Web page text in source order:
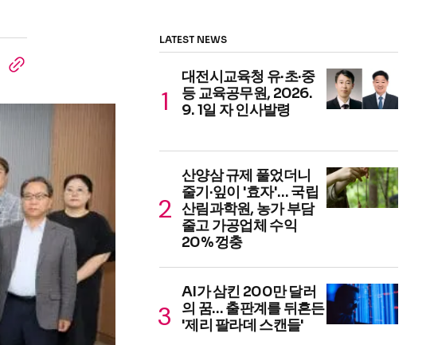
LATEST NEWS
대전시교육청 유·초·중
등 교육공무원, 2026.
9. 1일 자 인사발령
산양삼 규제 풀었더니
줄기·잎이 '효자'… 국립
산림과학원, 농가 부담
줄고 가공업체 수익
20% 껑충
AI가 삼킨 200만 달러
의 꿈… 출판계를 뒤흔든
'제리 팔라데 스캔들'